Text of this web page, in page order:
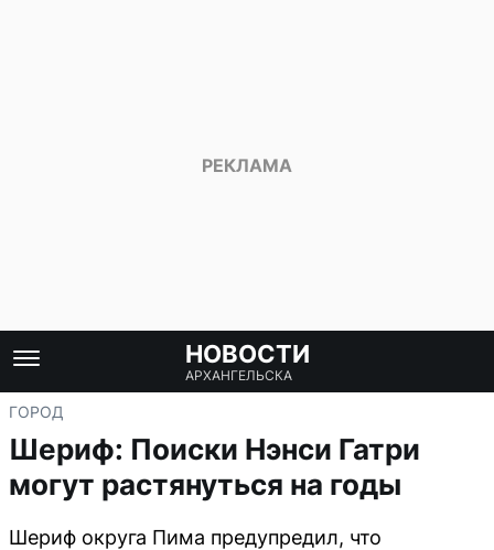
НОВОСТИ
АРХАНГЕЛЬСКА
ГОРОД
Шериф: Поиски Нэнси Гатри
могут растянуться на годы
Шериф округа Пима предупредил, что